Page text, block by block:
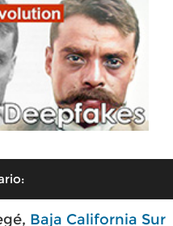
Baja California Sur